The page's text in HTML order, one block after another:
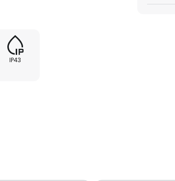
die von Hand
IP43